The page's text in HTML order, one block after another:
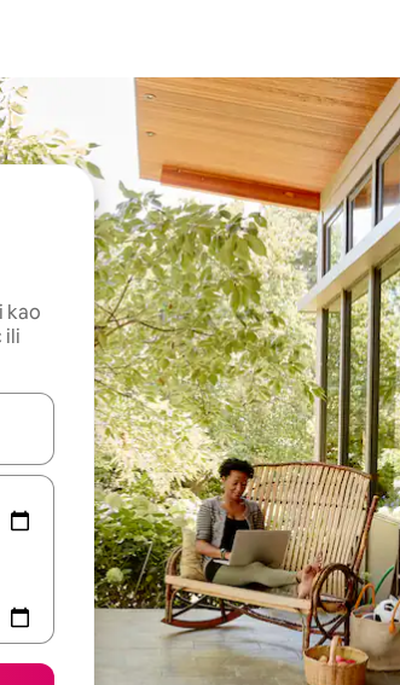
kao
ili
koristeći se strelicama prema gore i